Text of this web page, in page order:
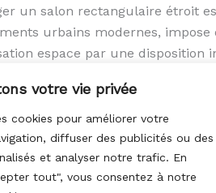
votre vie privée
cookies pour améliorer votre
diffuser des publicités ou des
et analyser notre trafic. En
tout", vous consentez à notre
un salon rectangulaire étroit
urbains modernes,
espace par une
»